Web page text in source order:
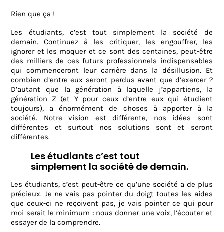
Rien que ça !
Les étudiants, c’est tout simplement la société de
demain. Continuez à les critiquer, les engouffrer, les
ignorer et les moquer et ce sont des centaines, peut-être
des milliers de ces futurs professionnels indispensables
qui commenceront leur carrière dans la désillusion. Et
combien d’entre eux seront perdus avant que d’exercer ?
D’autant que la génération à laquelle j’appartiens, la
génération Z (et Y pour ceux d’entre eux qui étudient
toujours), a énormément de choses à apporter à la
société. Notre vision est différente, nos idées sont
différentes et surtout nos solutions sont et seront
différentes.
Les étudiants c’est tout
simplement la société de demain.
Les étudiants, c’est peut-être ce qu’une société a de plus
précieux. Je ne vais pas pointer du doigt toutes les aides
que ceux-ci ne reçoivent pas, je vais pointer ce qui pour
moi serait le minimum : nous donner une voix, l’écouter et
essayer de la comprendre.